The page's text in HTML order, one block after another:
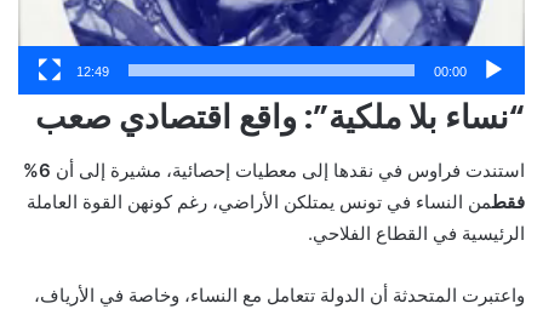
00:00
12:49
“نساء بلا ملكية”: واقع اقتصادي صعب
استندت فراوس في نقدها إلى معطيات إحصائية، مشيرة إلى أن
6%
فقطمن النساء في تونس يمتلكن الأراضي، رغم كونهن القوة العاملة
الرئيسية في القطاع الفلاحي.
واعتبرت المتحدثة أن الدولة تتعامل مع النساء، وخاصة في الأرياف،